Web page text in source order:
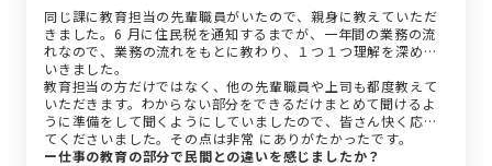
同じ課に教育担当の先輩職員がいたので、親身に教えていただ
きました。6 月に住民税を通知するまでが、一年間の業務の流
れなので、業務の流れをもとに教わり、１つ１つ理解を深めて
いきました。
教育担当の方だけではなく、他の先輩職員や上司も都度教えて
いただきます。わからない部分をできるだけまとめて聞けるよ
うに準備をして聞くようにしていましたので、皆さん快く応じ
てくださいました。その点は非常 にありがたかったです。
ー仕事の教育の部分で民間との違いを感じましたか？